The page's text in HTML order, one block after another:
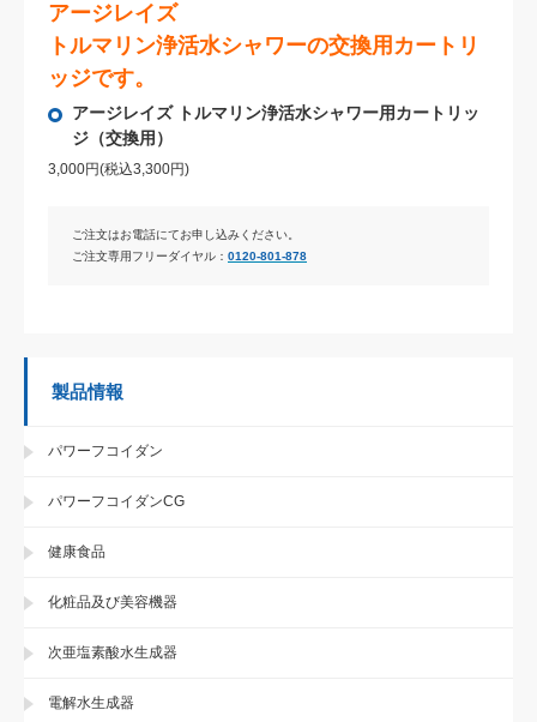
アージレイズ
トルマリン浄活水シャワーの交換用カートリ
ッジです。
アージレイズ トルマリン浄活水シャワー用カートリッ
ジ（交換用）
3,000円(税込3,300円)
ご注文はお電話にてお申し込みください。
ご注文専用フリーダイヤル： 0120-801-878
製品情報
パワーフコイダン
パワーフコイダンCG
健康食品
化粧品及び美容機器
次亜塩素酸水生成器
電解水生成器